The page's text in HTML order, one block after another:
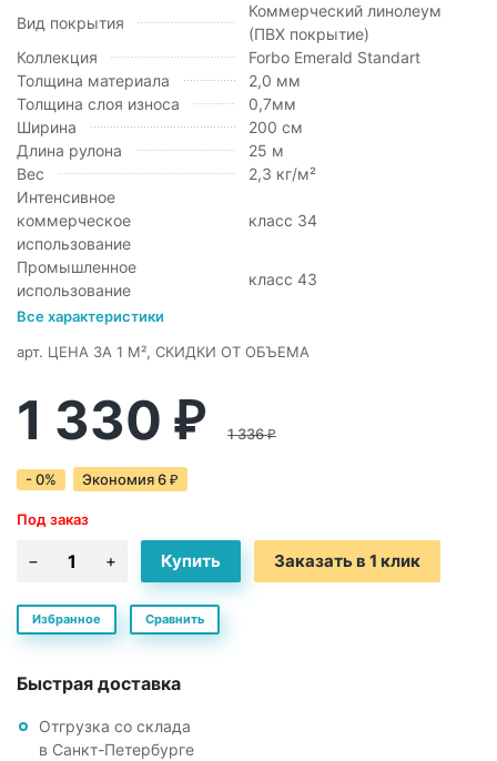
Вид покрытия
Коммерческий линолеум
(ПВХ покрытие)
Коллекция
Forbo Emerald Standart
Толщина материала
2,0 мм
Толщина слоя износа
0,7мм
Ширина
200 см
Длина рулона
25 м
Вес
2,3 кг/м²
Интенсивное
коммерческое
использование
класс 34
Промышленное
использование
класс 43
Все характеристики
арт. ЦЕНА ЗА 1 М², СКИДКИ ОТ ОБЪЕМА
1 330 ₽ 1 336₽
- 0% Экономия6 ₽
Под заказ
Заказать в 1 клик
Избранное Сравнить
Быстрая доставка
Отгрузка со склада
в Санкт-Петербурге